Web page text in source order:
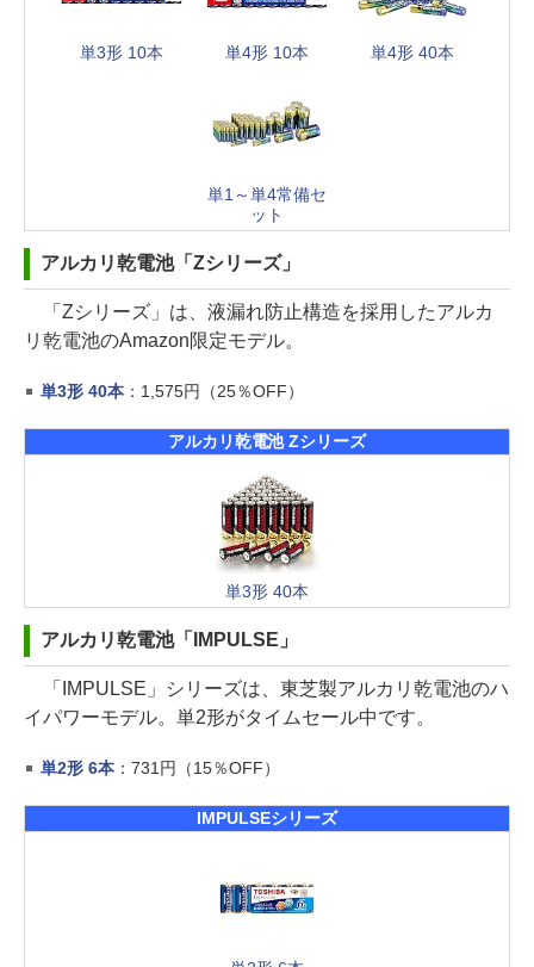
単3形 10本 単4形 10本 単4形 40本
単1～単4常備セ
ット
アルカリ乾電池「Zシリーズ」
「Zシリーズ」は、液漏れ防止構造を採用したアルカ
リ乾電池のAmazon限定モデル。
単3形 40本：1,575円（25％OFF）
アルカリ乾電池 Zシリーズ
単3形 40本
アルカリ乾電池「IMPULSE」
「IMPULSE」シリーズは、東芝製アルカリ乾電池のハ
イパワーモデル。単2形がタイムセール中です。
単2形 6本：731円（15％OFF）
IMPULSEシリーズ